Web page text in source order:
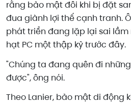
rằng bảo mật đôi khi bị đặt
đua giành lợi thế cạnh tranh.
phát triển đang lặp lại sai
hạt PC một thập kỷ trước đây.
"Chúng ta đang quên đi
được", ông nói.
Theo Lanier, bảo mật di động